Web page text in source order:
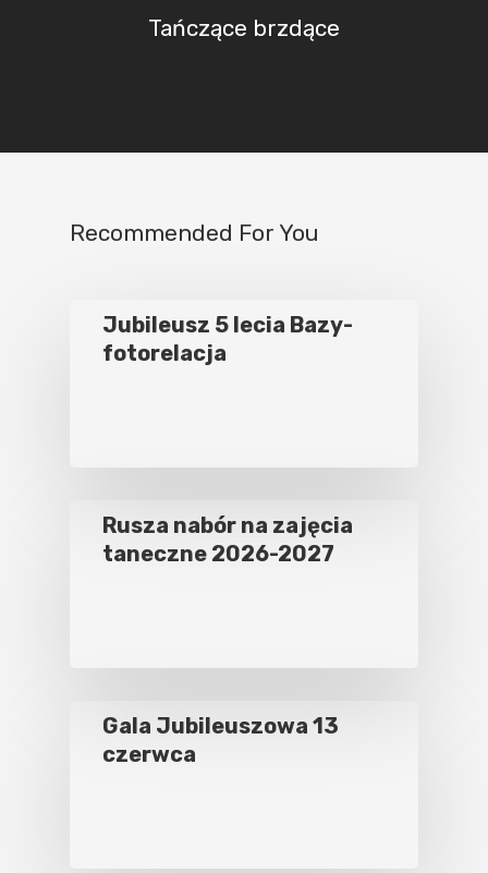
Tańczące brzdące
Recommended For You
Jubileusz 5 lecia Bazy-
fotorelacja
Rusza nabór na zajęcia
taneczne 2026-2027
Gala Jubileuszowa 13
czerwca